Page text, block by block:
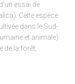
essai de
Cette espèce
dans le Sud-
et animale).
de la forêt,